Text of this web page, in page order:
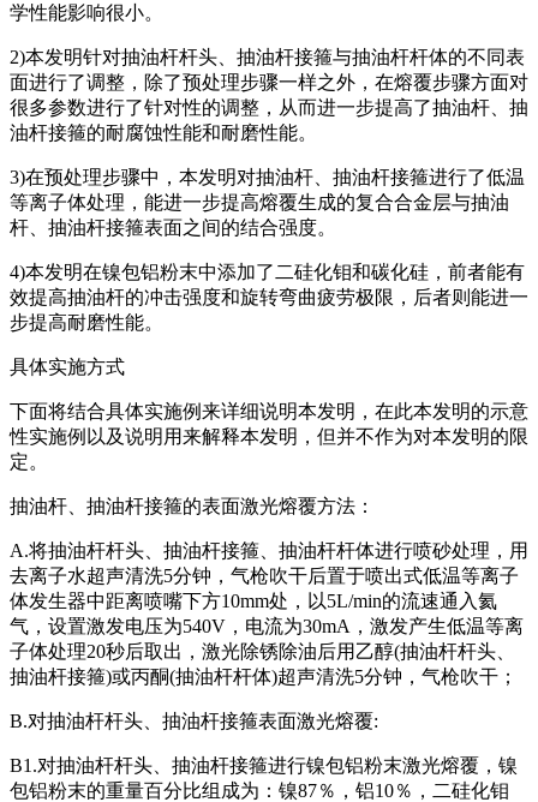
学性能影响很小。
2)本发明针对抽油杆杆头、抽油杆接箍与抽油杆杆体的不同表
面进行了调整，除了预处理步骤一样之外，在熔覆步骤方面对
很多参数进行了针对性的调整，从而进一步提高了抽油杆、抽
油杆接箍的耐腐蚀性能和耐磨性能。
3)在预处理步骤中，本发明对抽油杆、抽油杆接箍进行了低温
等离子体处理，能进一步提高熔覆生成的复合合金层与抽油
杆、抽油杆接箍表面之间的结合强度。
4)本发明在镍包铝粉末中添加了二硅化钼和碳化硅，前者能有
效提高抽油杆的冲击强度和旋转弯曲疲劳极限，后者则能进一
步提高耐磨性能。
具体实施方式
下面将结合具体实施例来详细说明本发明，在此本发明的示意
性实施例以及说明用来解释本发明，但并不作为对本发明的限
定。
抽油杆、抽油杆接箍的表面激光熔覆方法：
A.将抽油杆杆头、抽油杆接箍、抽油杆杆体进行喷砂处理，用
去离子水超声清洗5分钟，气枪吹干后置于喷出式低温等离子
体发生器中距离喷嘴下方10mm处，以5L/min的流速通入氦
气，设置激发电压为540V，电流为30mA，激发产生低温等离
子体处理20秒后取出，激光除锈除油后用乙醇(抽油杆杆头、
抽油杆接箍)或丙酮(抽油杆杆体)超声清洗5分钟，气枪吹干；
B.对抽油杆杆头、抽油杆接箍表面激光熔覆:
B1.对抽油杆杆头、抽油杆接箍进行镍包铝粉末激光熔覆，镍
包铝粉末的重量百分比组成为：镍87％，铝10％，二硅化钼